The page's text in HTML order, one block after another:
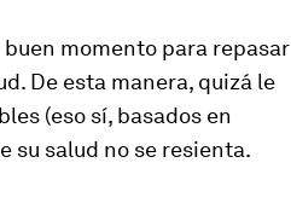
momento para repasar
De esta manera, quizá le
(eso sí, basados en
su salud no se resienta.